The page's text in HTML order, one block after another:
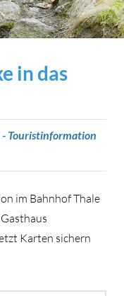
in das
Touristinformation
im Bahnhof Thale
Karten sichern